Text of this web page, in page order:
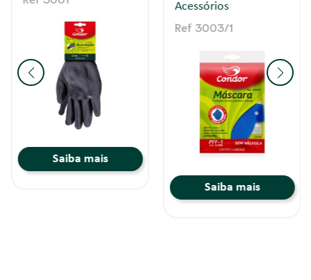
Saiba mais
Acessórios
Ref 3003/1
Saiba mais